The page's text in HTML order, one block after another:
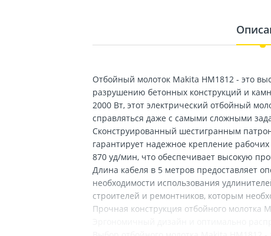
Отбойный молоток Makita HM1812 - это
разрушению бетонных конструкций и
2000 Вт, этот электрический отбойный
справляться даже с самыми сложными
Сконструированный шестигранным
гарантирует надежное крепление
870 уд/мин, что обеспечивает высокую
Длина кабеля в 5 метров предоставляет
необходимости использования
строителей и ремонтников, которым
Прочная конструкция отбойного молотка